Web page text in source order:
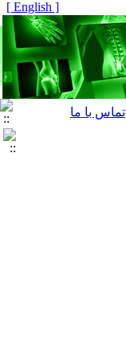
[ English ]
تماس با ما